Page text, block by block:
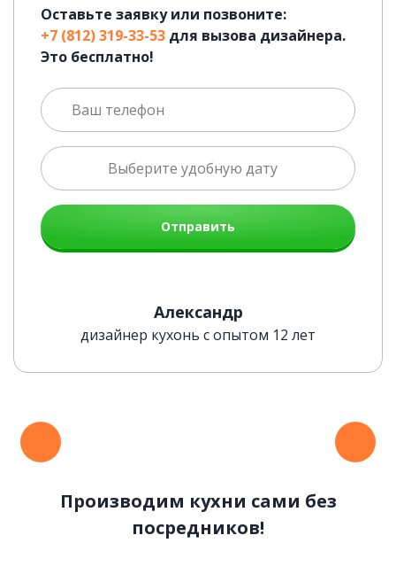
Современная Blum-фурнитура
Оставьте заявку или позвоните:
+7 (812) 319-33-53 для вызова дизайнера.
Это бесплатно!
Отправить
Александр
дизайнер кухонь с опытом 12 лет
Производим кухни сами без
посредников!